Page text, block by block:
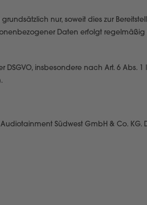
nur, soweit dies zur
Daten erfolgt
insbesondere nach Art. 6 Abs.
Südwest GmbH & Co.